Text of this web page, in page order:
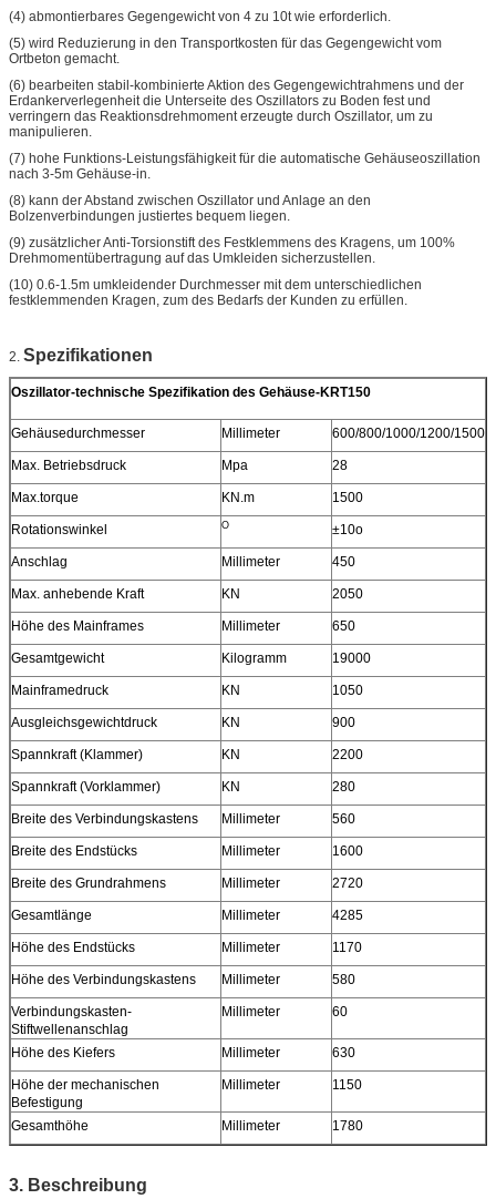
(4) abmontierbares Gegengewicht von 4 zu 10t wie erforderlich.
(5) wird Reduzierung in den Transportkosten für das Gegengewicht vom
Ortbeton gemacht.
(6) bearbeiten stabil-kombinierte Aktion des Gegengewichtrahmens und der
Erdankerverlegenheit die Unterseite des Oszillators zu Boden fest und
verringern das Reaktionsdrehmoment erzeugte durch Oszillator, um zu
manipulieren.
(7) hohe Funktions-Leistungsfähigkeit für die automatische Gehäuseoszillation
nach 3-5m Gehäuse-in.
(8) kann der Abstand zwischen Oszillator und Anlage an den
Bolzenverbindungen justiertes bequem liegen.
(9) zusätzlicher Anti-Torsionstift des Festklemmens des Kragens, um 100%
Drehmomentübertragung auf das Umkleiden sicherzustellen.
(10) 0.6-1.5m umkleidender Durchmesser mit dem unterschiedlichen
festklemmenden Kragen, zum des Bedarfs der Kunden zu erfüllen.
2. Spezifikationen
Oszillator-technische Spezifikation des Gehäuse-KRT150
Gehäusedurchmesser Millimeter 600/800/1000/1200/1500
Max. Betriebsdruck Mpa 28
Max.torque KN.m 1500
Rotationswinkel O ±10o
Anschlag Millimeter 450
Max. anhebende Kraft KN 2050
Höhe des Mainframes Millimeter 650
Gesamtgewicht Kilogramm 19000
Mainframedruck KN 1050
Ausgleichsgewichtdruck KN 900
Spannkraft (Klammer) KN 2200
Spannkraft (Vorklammer) KN 280
Breite des Verbindungskastens Millimeter 560
Breite des Endstücks Millimeter 1600
Breite des Grundrahmens Millimeter 2720
Gesamtlänge Millimeter 4285
Höhe des Endstücks Millimeter 1170
Höhe des Verbindungskastens Millimeter 580
Verbindungskasten-
Stiftwellenanschlag
Millimeter 60
Höhe des Kiefers Millimeter 630
Höhe der mechanischen
Befestigung
Millimeter 1150
Gesamthöhe Millimeter 1780
3. Beschreibung